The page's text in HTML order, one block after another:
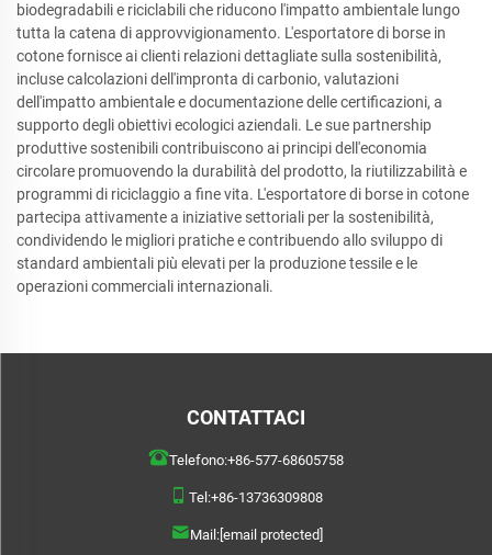
biodegradabili e riciclabili che riducono l'impatto ambientale lungo
tutta la catena di approvvigionamento. L'esportatore di borse in
cotone fornisce ai clienti relazioni dettagliate sulla sostenibilità,
incluse calcolazioni dell'impronta di carbonio, valutazioni
dell'impatto ambientale e documentazione delle certificazioni, a
supporto degli obiettivi ecologici aziendali. Le sue partnership
produttive sostenibili contribuiscono ai principi dell'economia
circolare promuovendo la durabilità del prodotto, la riutilizzabilità e
programmi di riciclaggio a fine vita. L'esportatore di borse in cotone
partecipa attivamente a iniziative settoriali per la sostenibilità,
condividendo le migliori pratiche e contribuendo allo sviluppo di
standard ambientali più elevati per la produzione tessile e le
operazioni commerciali internazionali.
CONTATTACI
Telefono:+86-577-68605758
Tel:+86-13736309808
Mail:[email protected]